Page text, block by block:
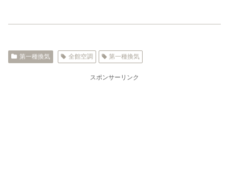
第一種換気 全館空調 第一種換気
スポンサーリンク